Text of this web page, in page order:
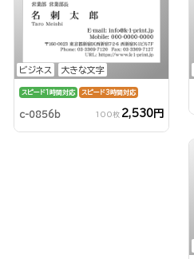
ビジネス 大きな文字
スピード1時間対応 スピード3時間対応
c-0856b 100枚 2,530円